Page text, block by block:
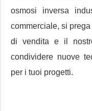
osmosi inversa
commerciale, si
di vendita e il
condividere nuove
per i tuoi progetti.